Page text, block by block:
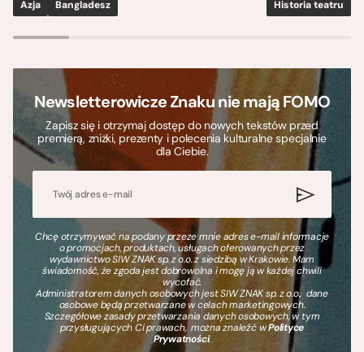
Azja Bangladesz Historia teatru
Newsletterowicze Znaku nie mają FOMO
Zapisz się i otrzymaj dostęp do nowych tekstów przed
premierą, zniżki, prezenty i polecenia kulturalne specjalnie
dla Ciebie.
Chcę otrzymywać na podany przeze mnie adres e-mail informacje
o promocjach, produktach, usługach oferowanych przez
wydawnictwo SIW ZNAK sp. z o.o. z siedzibą w Krakowie. Mam
świadomość, że zgoda jest dobrowolna i mogę ją w każdej chwili
wycofać.
Administratorem danych osobowych jest SIW ZNAK sp. z o.o., dane
osobowe będą przetwarzane w celach marketingowych.
Szczegółowe zasady przetwarzania danych osobowych, w tym
przysługujących Ci prawach, można znaleźć wPolityce
Prywatności.